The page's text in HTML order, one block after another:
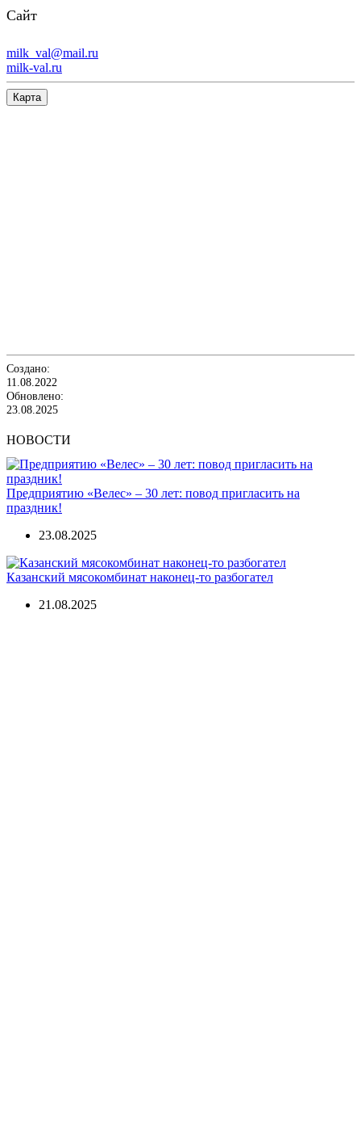
Сайт
milk_val@mail.ru
milk-val.ru
Карта
Создано:
11.08.2022
Обновлено:
23.08.2025
НОВОСТИ
Предприятию «Велес» – 30 лет: повод пригласить на
праздник!
23.08.2025
Казанский мясокомбинат наконец-то разбогател
21.08.2025